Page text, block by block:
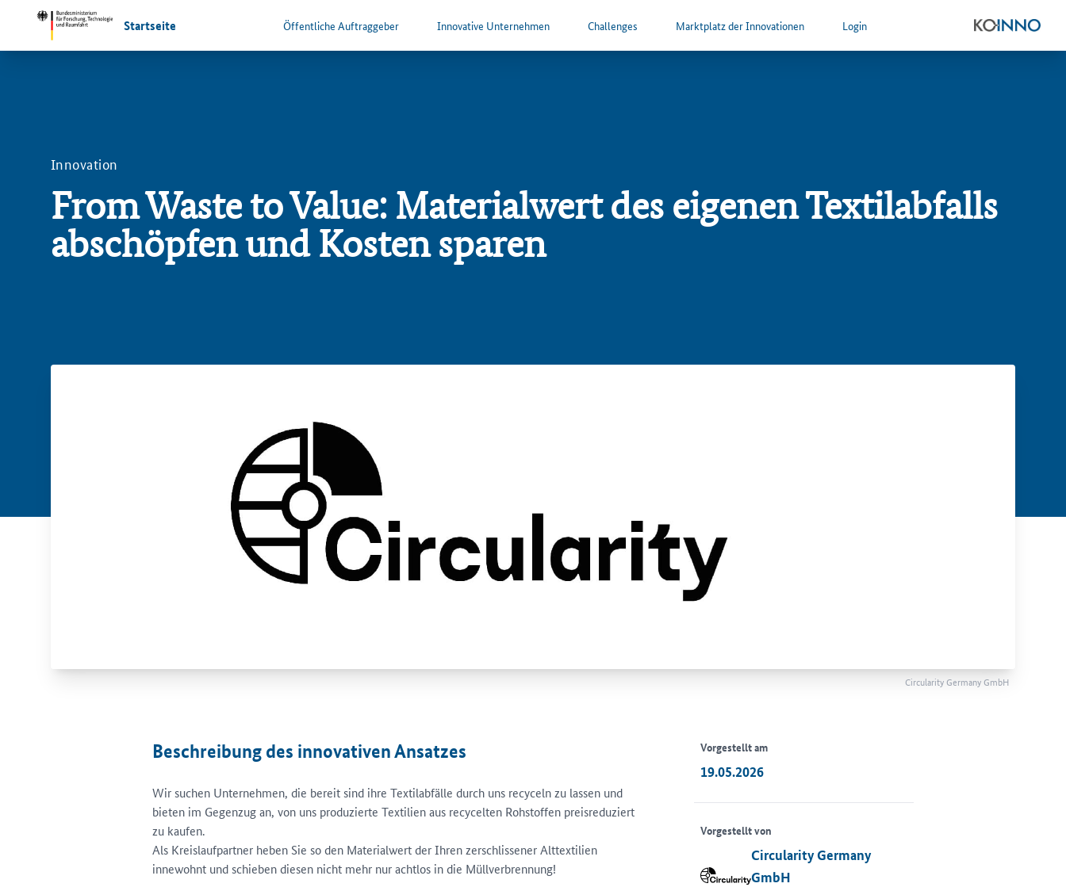
Startseite Öffentliche Auftraggeber Innovative Unternehmen Challenges Marktplatz der Innovationen Login
Innovation
From Waste to Value: Materialwert des eigenen Textilabfalls
abschöpfen und Kosten sparen
Circularity Germany GmbH
Beschreibung des innovativen Ansatzes
Wir suchen Unternehmen, die bereit sind ihre Textilabfälle durch uns recyceln zu lassen und
bieten im Gegenzug an, von uns produzierte Textilien aus recycelten Rohstoffen preisreduziert
zu kaufen.
Als Kreislaufpartner heben Sie so den Materialwert der Ihren zerschlissener Alttextilien
innewohnt und schieben diesen nicht mehr nur achtlos in die Müllverbrennung!
Vorgestellt am
19.05.2026
Vorgestellt von
Circularity Germany
GmbH